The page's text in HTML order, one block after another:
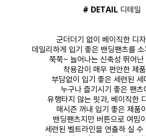
# DETAIL 디테일
군더더기 없이 베이직한 디
데일리하게 입기 좋은 밴딩팬츠를
쭉쭉~ 늘어나는 신축성 뛰어난
착용감이 매우 편안한 제
부담없이 입기 좋은 세련된 세
누구나 즐기시기 좋은 팬츠
유행타지 않는 핏과, 베이직한
매시즌 꺼내 입기 좋은 제품
밴딩팬츠지만 버튼으로 여밈
세련된 벨트라인을 연출하 실